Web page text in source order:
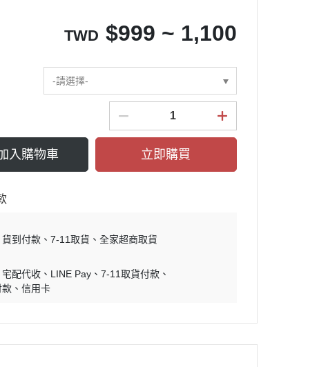
TWD $999 ~ 1,100
-請選擇-
入購物車 立即購買
貨到付款 7-11取貨
全家超商取貨
宅配代收 LINE Pay
7-11取貨付款
款
信用卡